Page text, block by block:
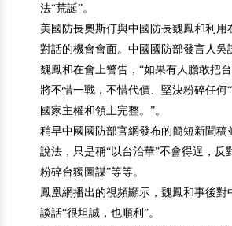
法“荒誕”。
美國防長奧斯仃與中國防長魏鳳和利
對話的機會會面。中國國防部發言人
魏鳳和在會上警告，“如果有人膽敢把
將不惜一戰，不惜代價、堅決粉碎任何
國家主權和領土完整。”。
稍早中國國防部官網發布的簡短新聞稿
說法，只是稱“以台治華”不會得逞，反
粉碎台獨圖謀”等等。
鳳凰網播出的視頻顯示，魏鳳和事後
談話“很坦誠，也順利”。